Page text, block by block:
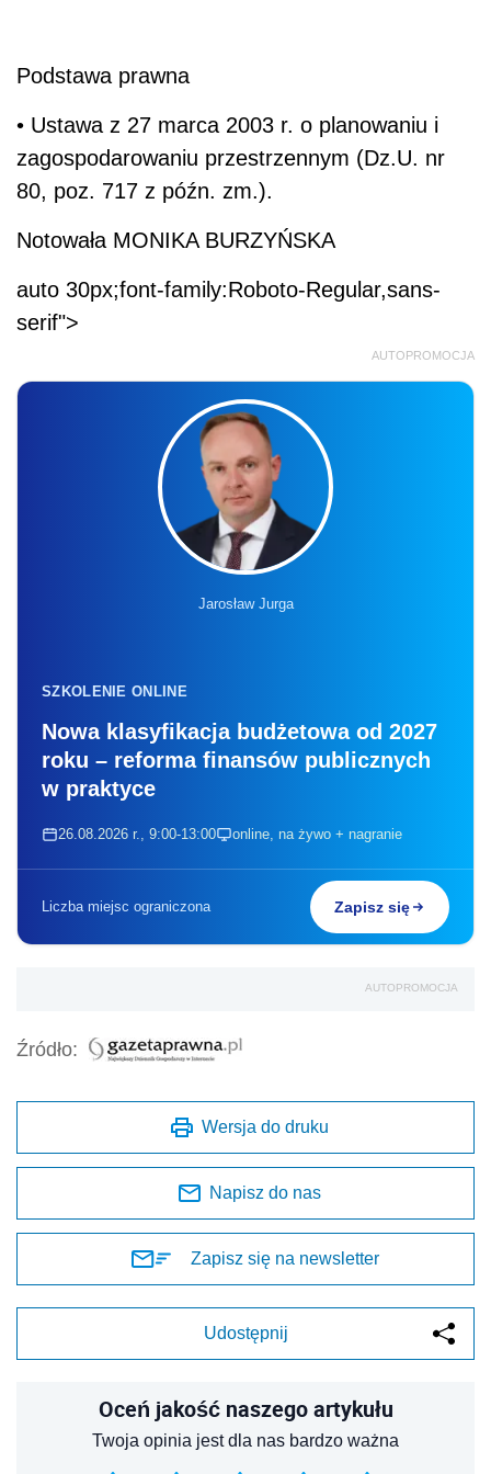
Podstawa prawna
• Ustawa z 27 marca 2003 r. o planowaniu i
zagospodarowaniu przestrzennym (Dz.U. nr
80, poz. 717 z późn. zm.).
Notowała MONIKA BURZYŃSKA
auto 30px;font-family:Roboto-Regular,sans-
serif">
AUTOPROMOCJA
Jarosław Jurga
SZKOLENIE ONLINE
Nowa klasyfikacja budżetowa od 2027
roku – reforma finansów publicznych
w praktyce
26.08.2026 r., 9:00-13:00 online, na żywo + nagranie
Liczba miejsc ograniczona Zapisz się
AUTOPROMOCJA
Źródło:
Wersja do druku
Napisz do nas
Zapisz się na newsletter
Udostępnij
Oceń jakość naszego artykułu
Twoja opinia jest dla nas bardzo ważna